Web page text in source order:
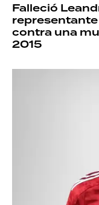
Falleció
contra una
2015